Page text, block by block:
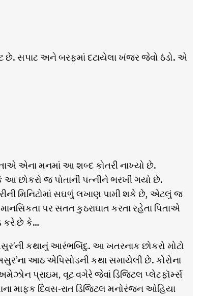
છે. સપાટ અને બરફમાં દટાયેલા ખંજર જેવો ઠંડો. એ
એના મનમાં આ શબ્દ કોતરી નાખ્યો છે.
આ છોકરો જ પોતાની પત્નીને ભરખી ગયો છે.
મિનિટોમાં સઘળું લખાણ પામી શકે છે, એટલું જ
પર સતત કુઠરાઘાત કરતા રહેતા પિતાએ
કરે છે કે…
કથાનું આરંભબિંદુ. આ ખતરનાક છોકરો મોટો
આઠ એપિસોડની કથા સમાયેલી છે. કોરોના
પ્રાઇમ, વૂટ વગેરે જેવાં ડિજિટલ પ્લેટફૉર્મ્સ
માફક દિવસ-રાત ડિજિટલ મનોરંજન ઓહિયા